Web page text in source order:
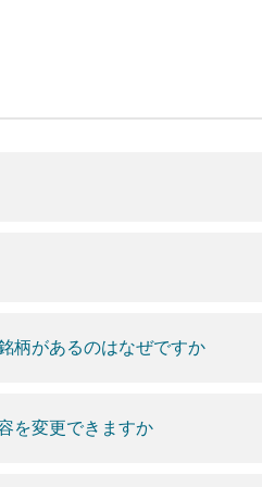
柄があるのはなぜですか
を変更できますか